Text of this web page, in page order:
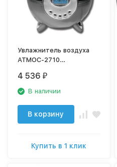
Увлажнитель воздуха
АТМОС-2710
4 536 ₽
В наличии
В корзину
Купить в 1 клик